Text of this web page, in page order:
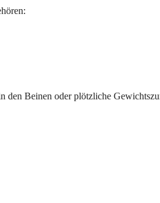
Beinen oder plötzliche